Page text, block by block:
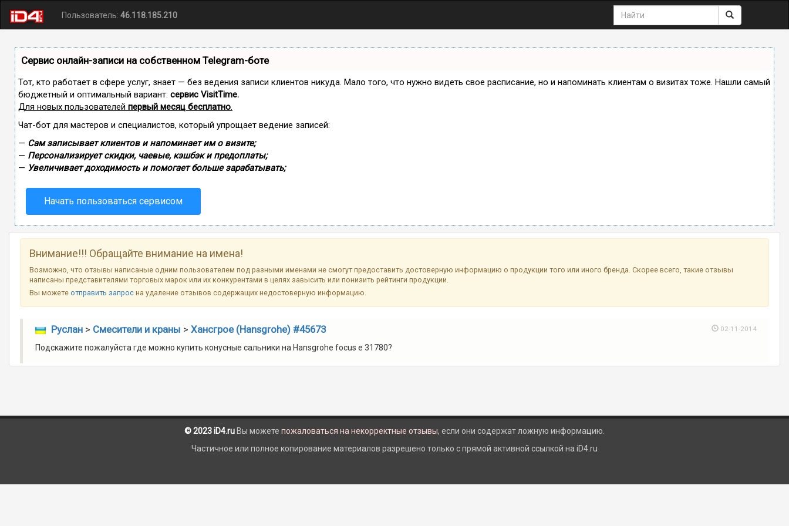
Пользователь: 46.118.185.210
Сервис онлайн-записи на собственном Telegram-боте
Тот, кто работает в сфере услуг, знает — без ведения записи клиентов никуда. Мало того, что нужно видеть свое расписание, но и напоминать клиентам о визитах тоже. Нашли самый
бюджетный и оптимальный вариант: сервис VisitTime.
Для новых пользователей первый месяц бесплатно.
Чат-бот для мастеров и специалистов, который упрощает ведение записей:
— Сам записывает клиентов и напоминает им о визите;
— Персонализирует скидки, чаевые, кэшбэк и предоплаты;
— Увеличивает доходимость и помогает больше зарабатывать;
Начать пользоваться сервисом
Внимание!!! Обращайте внимание на имена!
Возможно, что отзывы написаные одним пользователем под разными именами не смогут предоставить достоверную информацию о продукции того или иного бренда. Скорее всего, такие отзывы
написаны представителями торговых марок или их конкурентами в целях завысить или понизить рейтинги продукции.
Вы можетеотправить запрос на удаление отзывов содержащих недостоверную информацию.
Руслан> Смесители и краны > Хансгрое (Hansgrohe) #45673 02-11-2014
Подскажите пожалуйста где можно купить конусные сальники на Hansgrohe focus e 31780?
© 2023 iD4.ru Вы можете пожаловаться на некорректные отзывы, если они содержат ложную информацию.
Частичное или полное копирование материалов разрешено только с прямой активной ссылкой на iD4.ru